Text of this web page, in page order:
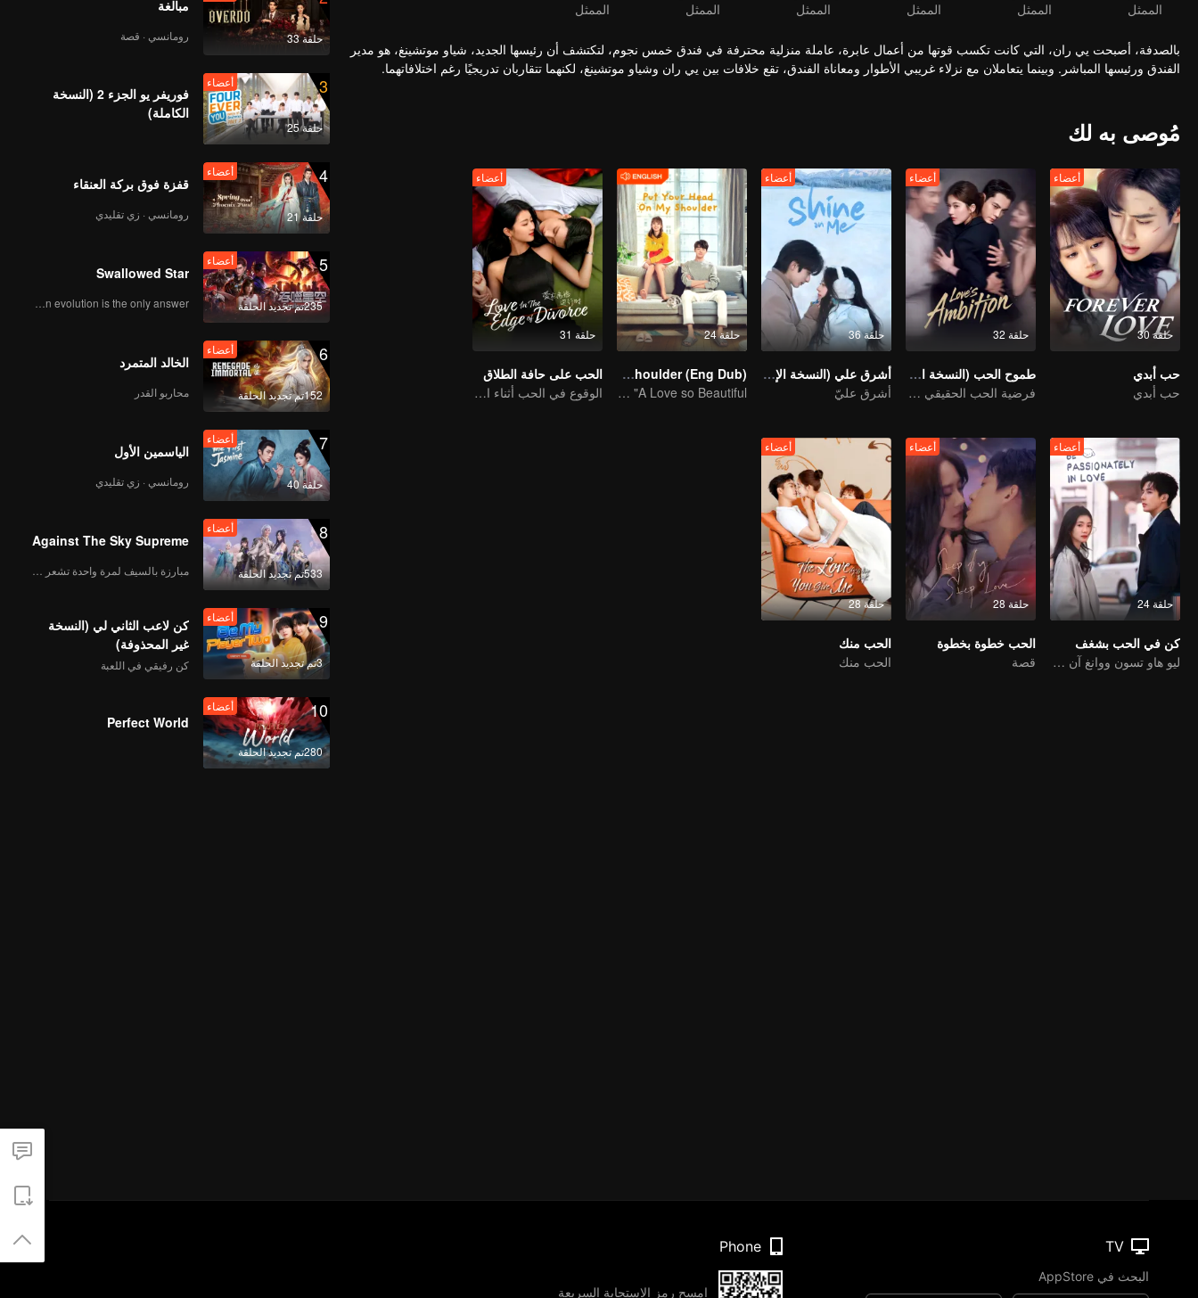
بالصدفة، أصبحت يي ران، التي كانت تكسب قوتها من أعمال عابرة، عاملة منزلية محترفة في فندق خمس نجوم، لتكتشف أن رئيسها الجديد، شياو موتشينغ، هو مدير
الفندق ورئيسها المباشر. وبينما يتعاملان مع نزلاء غريبي الأطوار ومعاناة الفندق، تقع خلافات بين يي ران وشياو موتشينغ، لكنهما تتقاربان تدريجيًا رغم اختلافاتهما.
مُوصى به لك
حلقة 30
أعضاء
حب أبدي
حب أبدي
حلقة 32
أعضاء
طموح الحب (النسخة الإنجليزية)
فرضية الحب الحقيقي بين تشاو لو سي وتشين وي تينغ
حلقة 36
أعضاء
أشرق علي (النسخة الإنجليزية)
أشرق عليّ
حلقة 24
Put Your Head On My Shoulder (Eng Dub)
It was adapted from the same series of novels as "A Love so Beautiful"
حلقة 31
أعضاء
الحب على حافة الطلاق
الوقوع في الحب أثناء الطلاق
حلقة 24
أعضاء
كن في الحب بشغف
ليو هاو تسون ووانغ آن يوي يمثلان حبًا نقيًا للشباب
حلقة 28
أعضاء
الحب خطوة بخطوة
قصة
حلقة 28
أعضاء
الحب منك
الحب منك
حلقة 33
مبالغة
رومانسي · قصة
3
حلقة 25
أعضاء
فوريفر يو الجزء 2 (النسخة
الكاملة)
4
حلقة 21
أعضاء
قفزة فوق بركة العنقاء
رومانسي · زي تقليدي
5
235تم تجديد الحلقة
أعضاء
Swallowed Star
Human evolution is the only answer.
6
152تم تجديد الحلقة
أعضاء
الخالد المتمرد
محاربو القدر
7
حلقة 40
أعضاء
الياسمين الأول
رومانسي · زي تقليدي
8
533تم تجديد الحلقة
أعضاء
Against The Sky Supreme
9
3تم تجديد الحلقة
أعضاء
كن لاعب الثاني لي (النسخة
غير المحذوفة)
كن رفيقي في اللعبة
10
280تم تجديد الحلقة
أعضاء
Perfect World
TV
البحث في AppStore
Phone
امسح رمز الاستجابة السريعة